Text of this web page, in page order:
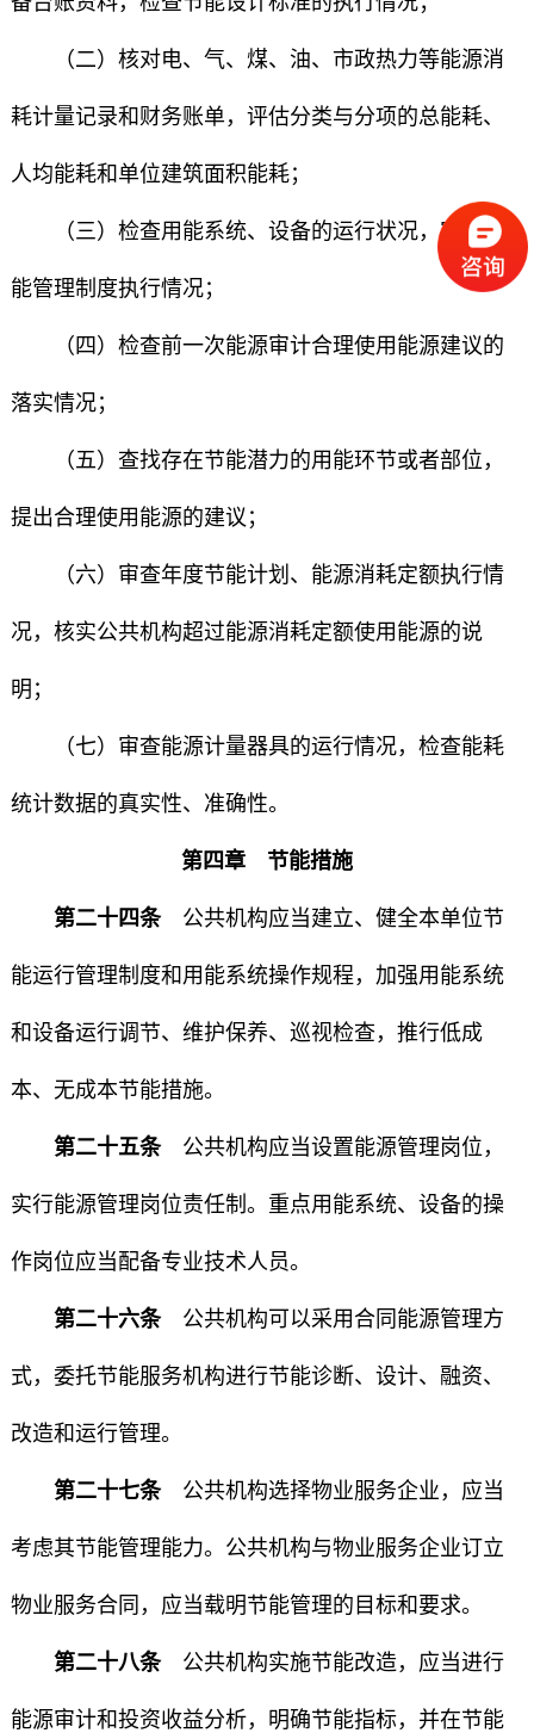
（二）核对电、气、煤、油、市政热力等能源消
耗计量记录和财务账单，评估分类与分项的总能耗、
人均能耗和单位建筑面积能耗；
（三）检查用能系统、设备的运行状况，审查节
能管理制度执行情况；
（四）检查前一次能源审计合理使用能源建议的
落实情况；
（五）查找存在节能潜力的用能环节或者部位，
提出合理使用能源的建议；
（六）审查年度节能计划、能源消耗定额执行情
况，核实公共机构超过能源消耗定额使用能源的说
明；
（七）审查能源计量器具的运行情况，检查能耗
统计数据的真实性、准确性。
第四章 节能措施
第二十四条公共机构应当建立、健全本单位节
能运行管理制度和用能系统操作规程，加强用能系统
和设备运行调节、维护保养、巡视检查，推行低成
本、无成本节能措施。
第二十五条公共机构应当设置能源管理岗位，
实行能源管理岗位责任制。重点用能系统、设备的操
作岗位应当配备专业技术人员。
第二十六条公共机构可以采用合同能源管理方
式，委托节能服务机构进行节能诊断、设计、融资、
改造和运行管理。
第二十七条公共机构选择物业服务企业，应当
考虑其节能管理能力。公共机构与物业服务企业订立
物业服务合同，应当载明节能管理的目标和要求。
第二十八条公共机构实施节能改造，应当进行
能源审计和投资收益分析，明确节能指标，并在节能